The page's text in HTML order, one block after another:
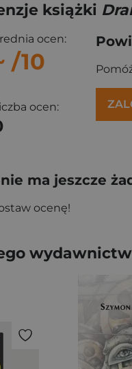
książki
ocen:
/10
ocen:
ma jeszcze
ocenę!